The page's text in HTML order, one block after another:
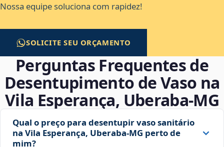
Nossa equipe soluciona com rapidez!
SOLICITE SEU ORÇAMENTO
Perguntas Frequentes de
Desentupimento de Vaso na
Vila Esperança, Uberaba‑MG
Qual o preço para desentupir vaso sanitário
na Vila Esperança, Uberaba‑MG perto de
mim?